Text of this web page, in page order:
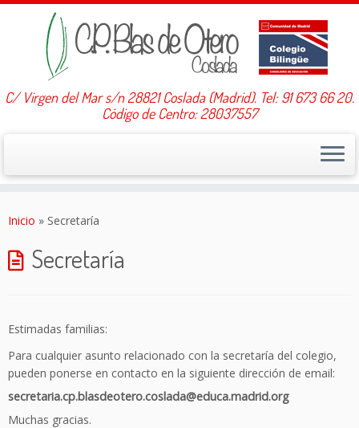
C/ Virgen del Mar s/n 28821 Coslada (Madrid). Tel: 91 673 66 20.
Código de Centro: 28037557
Inicio » Secretaría
Secretaría
Estimadas familias:
Para cualquier asunto relacionado con la secretaría del colegio,
pueden ponerse en contacto en la siguiente dirección de email:
secretaria.cp.blasdeotero.coslada@educa.madrid.org
Muchas gracias.